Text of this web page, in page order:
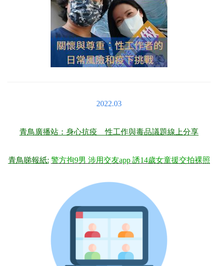
2022.03
青鳥廣播站：身心抗疫 性工作與毒品議題線上分享
青鳥睇報紙: 警方拘9男 涉用交友app 誘14歲女童援交拍裸照